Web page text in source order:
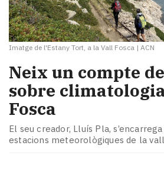
Imatge de l'Estany Tort, a la Vall Fosca | ACN
Neix un compte
sobre
Fosca
El seu creador, Lluís Pla,
estacions meteorològiques de la vall